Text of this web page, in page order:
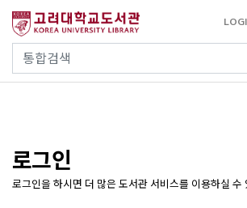
건
통합검색
사이트내 검색
로그인
로그인을 하시면 더 많은 도서관 서비스를 이용하실 수